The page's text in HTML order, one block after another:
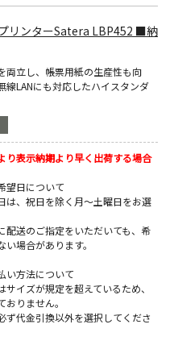
リンターSatera LBP452 ■納
両立し、帳票用紙の生産性も向
線LANにも対応したハイスタンダ
り表示納期より早く出荷する場合
望日について
は、祝日を除く月～土曜日をお選
配送のご指定をいただいても、希
場合があります。
い方法について
イズが規定を超えているため、
りません。
ず代金引換以外を選択してくださ